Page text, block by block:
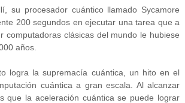
su procesador cuántico llamado Sycamore
200 segundos en ejecutar una tarea que a
computadoras clásicas del mundo le hubiese
años.
logra la supremacía cuántica, un hito en el
cuántica a gran escala. Al alcanzar
que la aceleración cuántica se puede lograr